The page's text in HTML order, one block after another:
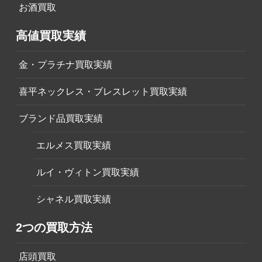
お酒買取
高値買取実績
金・プラチナ買取実績
喜平ネックレス・ブレスレット買取実績
ブランド品買取実績
エルメス買取実績
ルイ・ヴィトン買取実績
シャネル買取実績
2つの買取方法
店頭買取